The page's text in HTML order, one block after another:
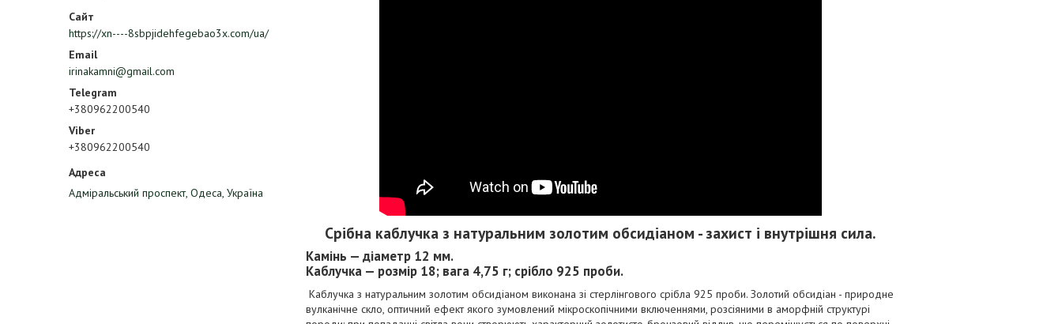
https://xn----8sbpjidehfegebao3x.com/ua/
irinakamni@gmail.com
+380962200540
+380962200540
Адміральський проспект, Одеса, Україна
Срібна каблучка з натуральним золотим обсидіаном - захист і внутрішня сила.
Камінь — діаметр 12 мм.
Каблучка — розмір 18; вага 4,75 г; срібло 925 проби.
Каблучка з натуральним золотим обсидіаном виконана зі стерлінгового срібла 925 проби. Золотий обсидіан - природне
вулканічне скло, оптичний ефект якого зумовлений мікроскопічними включеннями, розсіяними в аморфній структурі